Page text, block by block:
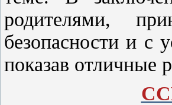
родителями,
безопасности и с
показав отличные